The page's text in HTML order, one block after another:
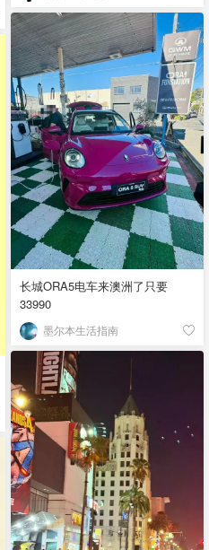
长城ORA5电车来澳洲了只要
33990
墨尔本生活指南